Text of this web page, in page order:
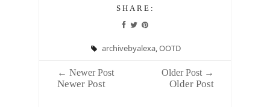
SHARE:
archivebyalexa,OOTD
← Newer Post
Newer Post
Older Post →
Older Post